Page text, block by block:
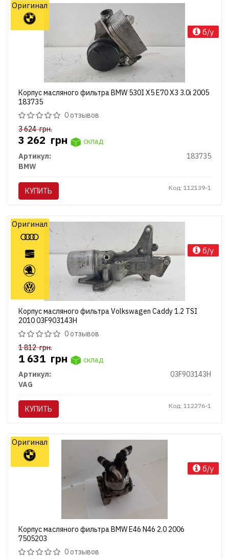
Корпус масляного фильтра BMW 530I X5 E70 X3 3.0i 2005
183735
0 отзывов
3 624грн.
3 262 грн
склад
Артикул:
183735
BMW
КУПИТЬ Код: 112139-1
Оригинал
б/у
Корпус масляного фильтра Volkswagen Caddy 1.2 TSI
2010 03F903143H
0 отзывов
1 812грн.
1 631 грн
склад
Артикул:
03F903143H
VAG
КУПИТЬ Код: 112276-1
Оригинал
б/у
Корпус масляного фильтра BMW E46 N46 2.0 2006
7505203
0 отзывов
Оригинал
б/у